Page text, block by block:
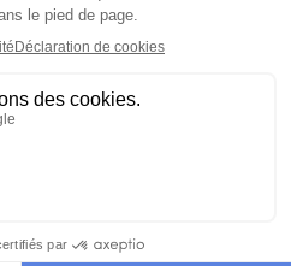
Sur l’île de
deSete Cidades
avec son volcan
L’archipel séduit
en pleine nature
naturelles ou encore